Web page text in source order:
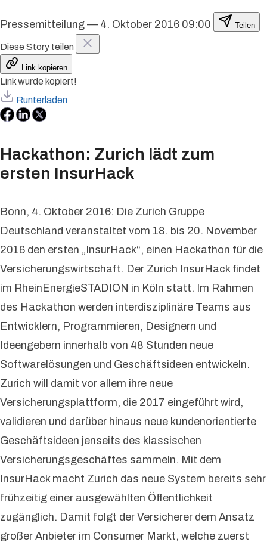
Pressemitteilung — 4. Oktober 2016 09:00 Teilen
Diese Story teilen
Link kopieren
Link wurde kopiert!
Runterladen
Hackathon: Zurich lädt zum
ersten InsurHack
Bonn, 4. Oktober 2016: Die Zurich Gruppe
Deutschland veranstaltet vom 18. bis 20. November
2016 den ersten „InsurHack“, einen Hackathon für die
Versicherungswirtschaft. Der Zurich InsurHack findet
im RheinEnergieSTADION in Köln statt. Im Rahmen
des Hackathon werden interdisziplinäre Teams aus
Entwicklern, Programmieren, Designern und
Ideengebern innerhalb von 48 Stunden neue
Softwarelösungen und Geschäftsideen entwickeln.
Zurich will damit vor allem ihre neue
Versicherungsplattform, die 2017 eingeführt wird,
validieren und darüber hinaus neue kundenorientierte
Geschäftsideen jenseits des klassischen
Versicherungsgeschäftes sammeln. Mit dem
InsurHack macht Zurich das neue System bereits sehr
frühzeitig einer ausgewählten Öffentlichkeit
zugänglich. Damit folgt der Versicherer dem Ansatz
großer Anbieter im Consumer Markt, welche zuerst